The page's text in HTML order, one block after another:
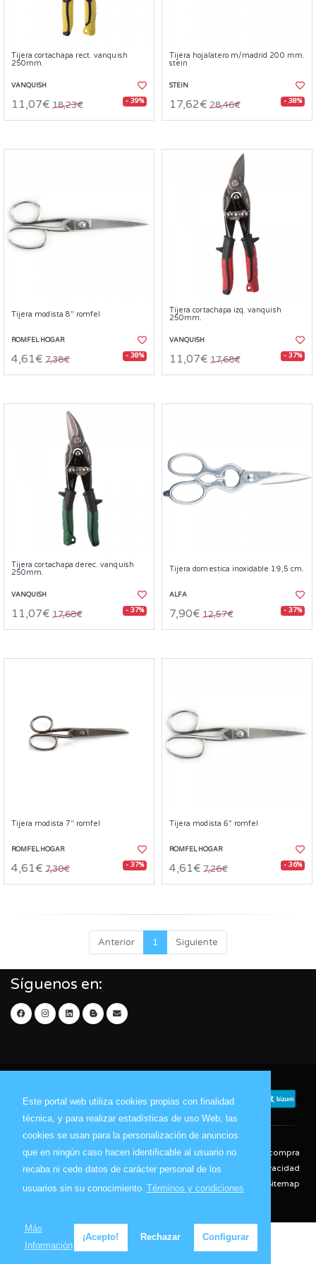
Este portal web utiliza cookies propias con finalidad
técnica, y para realizar estadísticas de uso Web, las
cookies se usan para la personalización de anuncios
que en ningún caso hacen identificable al usuario no
recaba ni cede datos de carácter personal de los
usuarios sin su conocimiento Términos y condiciones
Más
Información
¡Acepto! Rechazar Configurar
Tijera cortachapa rect. vanquish
250mm.
VANQUISH
11,07€ 18,23€ - 39%
Tijera hojalatero m/madrid 200 mm.
stein
STEIN
17,62€ 28,46€ - 38%
Tijera modista 8" romfel
ROMFEL HOGAR
4,61€ 7,38€ - 38%
Tijera cortachapa izq. vanquish
250mm.
VANQUISH
11,07€ 17,68€ - 37%
Tijera cortachapa derec. vanquish
250mm.
VANQUISH
11,07€ 17,68€ - 37%
Tijera domestica inoxidable 19,5 cm.
ALFA
7,90€ 12,57€ - 37%
Tijera modista 7" romfel
ROMFEL HOGAR
4,61€ 7,30€ - 37%
Tijera modista 6" romfel
ROMFEL HOGAR
4,61€ 7,26€ - 36%
Anterior 1 Siguiente
Síguenos en:
Contacto Aviso Legal
Condiciones de compra
Política de envíos
Política de devolución
Política de Privacidad
Política de Cookies
Sitemap